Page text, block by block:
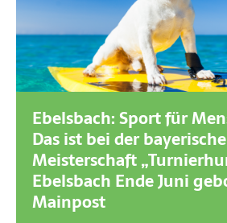
Ebelsbach: Sport für
Das ist bei der
Meisterschaft
Ebelsbach Ende Juni
Mainpost